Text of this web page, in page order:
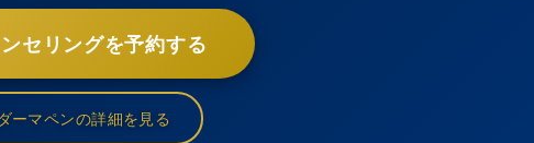
セリングを予約する
ダーマペンの詳細を見る